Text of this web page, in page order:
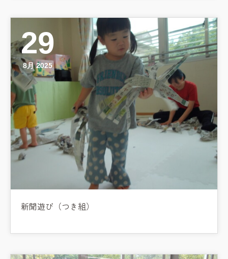
29
8月 2025
新聞遊び（つき組）